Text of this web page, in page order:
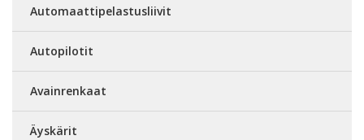
Automaattipelastusliivit
Autopilotit
Avainrenkaat
Äyskärit